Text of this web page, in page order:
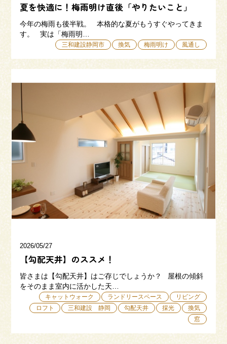
054-365-3838
受付時間／平日9:00 - 18:00
土日9:00 - 16:00
お問い合わせ 資料請求
夏を快適に！梅雨明け直後「やりたいこと」
今年の梅雨も後半戦。 本格的な夏がもうすぐやってきま
す。 実は「梅雨明…
三和建設静岡市 換気 梅雨明け 風通し
2026/05/27
【勾配天井】のススメ！
皆さまは【勾配天井】はご存じでしょうか？ 屋根の傾斜
をそのまま室内に活かした天…
キャットウォーク ランドリースペース
リビング
ロフト
三和建設 静岡 勾配天井 採光
換気
窓